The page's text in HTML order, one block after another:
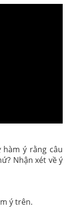
hàm ý rằng câu
Nhận xét về ý
ý trên.